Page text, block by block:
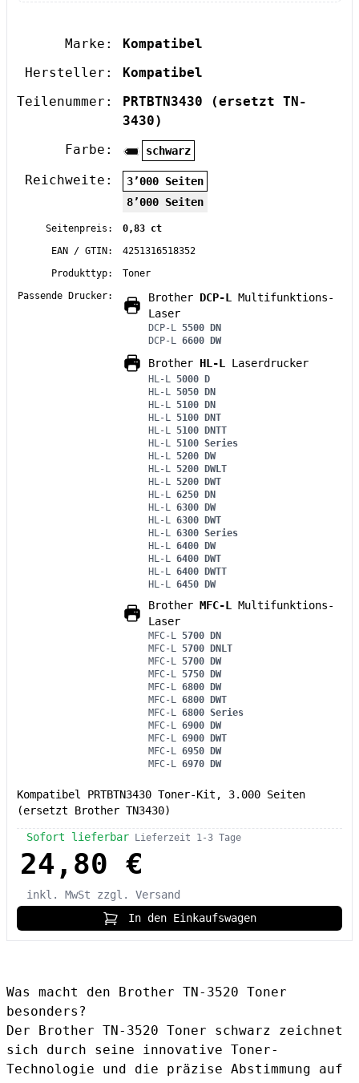
Marke:
Kompatibel
Hersteller:
Kompatibel
Teilenummer:
PRTBTN3430
(ersetzt TN-
3430)
Farbe:
schwarz
Reichweite:
3’000 Seiten
8’000 Seiten
Seitenpreis:
0,83 ct
EAN / GTIN:
4251316518352
Produkttyp:
Toner
Passende Drucker:
Brother DCP-L Multifunktions-
Laser
DCP-L 5500 DN
DCP-L 6600 DW
Brother HL-L Laserdrucker
HL-L 5000 D
HL-L 5050 DN
HL-L 5100 DN
HL-L 5100 DNT
HL-L 5100 DNTT
HL-L 5100 Series
HL-L 5200 DW
HL-L 5200 DWLT
HL-L 5200 DWT
HL-L 6250 DN
HL-L 6300 DW
HL-L 6300 DWT
HL-L 6300 Series
HL-L 6400 DW
HL-L 6400 DWT
HL-L 6400 DWTT
HL-L 6450 DW
Brother MFC-L Multifunktions-
Laser
MFC-L 5700 DN
MFC-L 5700 DNLT
MFC-L 5700 DW
MFC-L 5750 DW
MFC-L 6800 DW
MFC-L 6800 DWT
MFC-L 6800 Series
MFC-L 6900 DW
MFC-L 6900 DWT
MFC-L 6950 DW
MFC-L 6970 DW
Kompatibel PRTBTN3430 Toner-Kit, 3.000 Seiten
(ersetzt Brother TN3430)
Sofort lieferbar Lieferzeit 1-3 Tage
24,80 €
inkl. MwSt
zzgl. Versand
In den Einkaufswagen
Was macht den Brother TN-3520 Toner
besonders?
Der Brother TN-3520 Toner schwarz zeichnet
sich durch seine innovative Toner-
Technologie und die präzise Abstimmung auf